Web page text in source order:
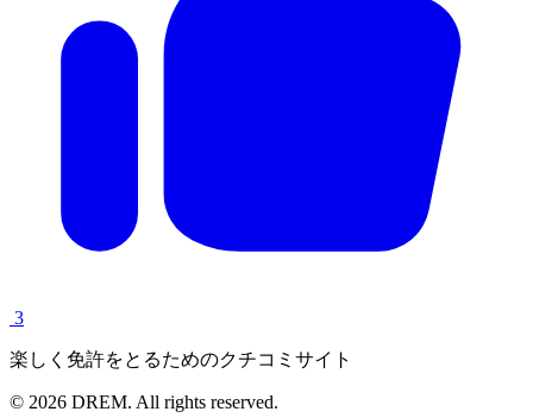
3
楽しく免許をとるためのクチコミサイト
© 2026 DREM. All rights reserved.